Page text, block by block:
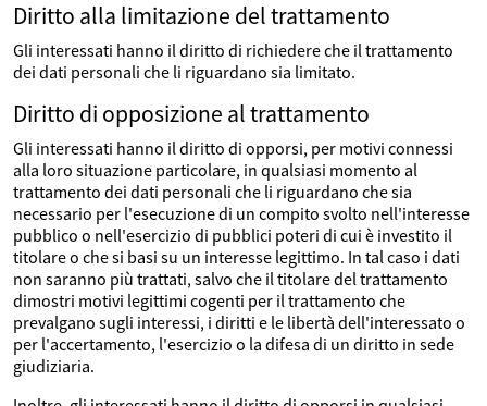
Diritto alla limitazione del trattamento
Gli interessati hanno il diritto di richiedere che il trattamento
dei dati personali che li riguardano sia limitato.
Diritto di opposizione al trattamento
Gli interessati hanno il diritto di opporsi, per motivi connessi
alla loro situazione particolare, in qualsiasi momento al
trattamento dei dati personali che li riguardano che sia
necessario per l'esecuzione di un compito svolto nell'interesse
pubblico o nell'esercizio di pubblici poteri di cui è investito il
titolare o che si basi su un interesse legittimo. In tal caso i dati
non saranno più trattati, salvo che il titolare del trattamento
dimostri motivi legittimi cogenti per il trattamento che
prevalgano sugli interessi, i diritti e le libertà dell'interessato o
per l'accertamento, l'esercizio o la difesa di un diritto in sede
giudiziaria.